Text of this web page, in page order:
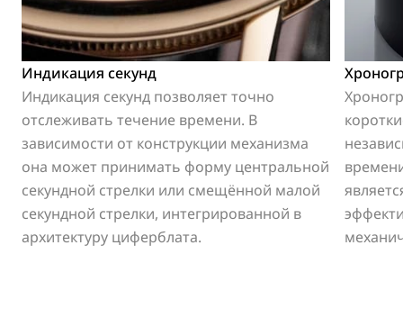
Индикация секунд
Индикация секунд позволяет точно
отслеживать течение времени. В
зависимости от конструкции механизма
она может принимать форму центральной
секундной стрелки или смещённой малой
секундной стрелки, интегрированной в
архитектуру циферблата.